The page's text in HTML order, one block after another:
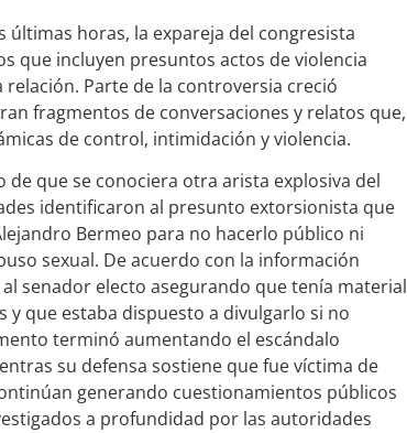
últimas horas, la expareja del congresista
que incluyen presuntos actos de violencia
Parte de la controversia creció
fragmentos de conversaciones y relatos que,
de control, intimidación y violencia.
que se conociera otra arista explosiva del
identificaron al presunto extorsionista que
Bermeo para no hacerlo público ni
sexual. De acuerdo con la información
senador electo asegurando que tenía material
y que estaba dispuesto a divulgarlo si no
terminó aumentando el escándalo
su defensa sostiene que fue víctima de
generando cuestionamientos públicos
a profundidad por las autoridades